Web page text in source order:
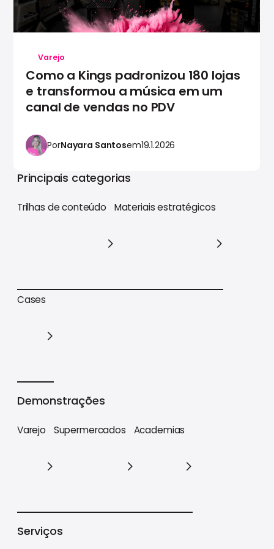
Varejo
Como a Kings padronizou 180 lojas
e transformou a música em um
canal de vendas no PDV
PorNayara Santosem19.1.2026
Principais categorias
Trilhas de conteúdo
Trilhas de conteúdo
Materiais estratégicos
Cases
Demonstrações
Varejo Supermercados Academias
Serviços